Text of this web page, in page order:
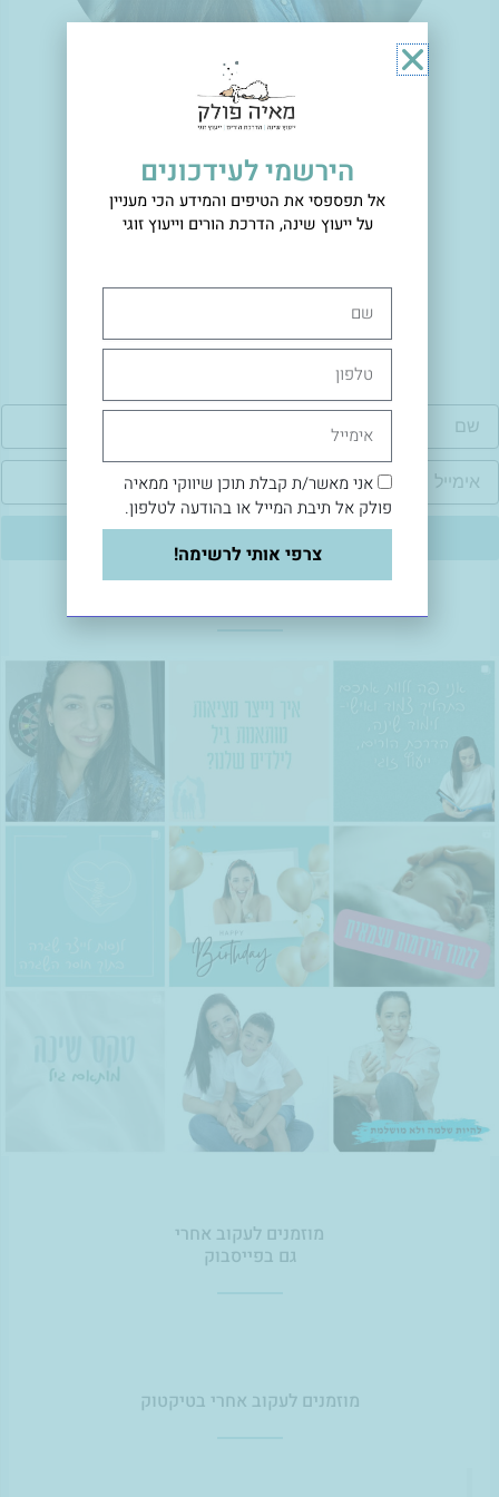
היי, אני מאיה פולק
מוזמנים לעקוב אחרי
גם בפייסבוק
מוזמנים לעקוב אחרי בטיקטוק
הירשמי לעידכונים
אל תפספסי את הטיפים והמידע הכי מעניין
על ייעוץ שינה, הדרכת הורים וייעוץ זוגי
אני מאשר/ת קבלת תוכן שיווקי ממאיה
פולק אל תיבת המייל או בהודעה לטלפון.
צרפי אותי לרשימה!